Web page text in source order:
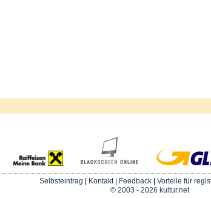
Selbsteintrag Kontakt| Feedback| Vorteile für
© 2003 - 2026 kultur.net